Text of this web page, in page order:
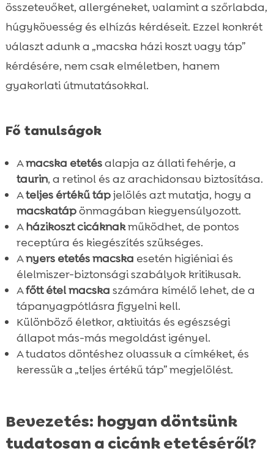
összetevőket, allergéneket, valamint a szőrlabda,
húgykövesség és elhízás kérdéseit. Ezzel konkrét
választ adunk a „macska házi koszt vagy táp”
kérdésére, nem csak elméletben, hanem
gyakorlati útmutatásokkal.
Fő tanulságok
Amacska etetésalapja az állati fehérje, a
taurin, a retinol és az arachidonsav biztosítása.
Ateljes értékű tápjelölés azt mutatja, hogy a
macskatápönmagában kiegyensúlyozott.
Aházikoszt cicáknakműködhet, de pontos
receptúra és kiegészítés szükséges.
Anyers etetés macska esetén higiéniai és
élelmiszer-biztonsági szabályok kritikusak.
Afőtt étel macska számára kímélő lehet, de a
tápanyagpótlásra figyelni kell.
Különböző életkor, aktivitás és egészségi
állapot más-más megoldást igényel.
A tudatos döntéshez olvassuk a címkéket, és
keressük a „teljes értékű táp” megjelölést.
Bevezetés: hogyan döntsünk
tudatosan a cicánk etetéséről?